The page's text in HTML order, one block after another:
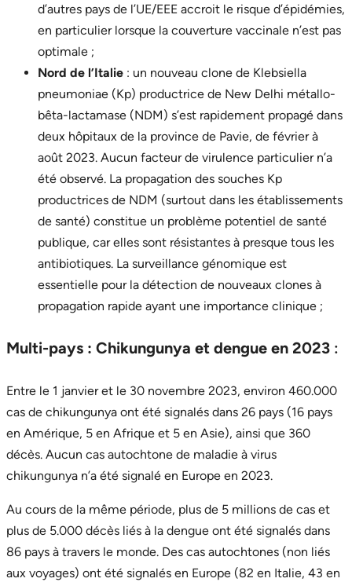
d’autres pays de l’UE/EEE accroit le risque d’épidémies,
en particulier lorsque la couverture vaccinale n’est pas
optimale ;
Nord de l’Italie : un nouveau clone de Klebsiella
pneumoniae (Kp) productrice de New Delhi métallo-
bêta-lactamase (NDM) s’est rapidement propagé dans
deux hôpitaux de la province de Pavie, de février à
août 2023. Aucun facteur de virulence particulier n’a
été observé. La propagation des souches Kp
productrices de NDM (surtout dans les établissements
de santé) constitue un problème potentiel de santé
publique, car elles sont résistantes à presque tous les
antibiotiques. La surveillance génomique est
essentielle pour la détection de nouveaux clones à
propagation rapide ayant une importance clinique ;
Multi-pays : Chikungunya et dengue en 2023 :
Entre le 1 janvier et le 30 novembre 2023, environ 460.000
cas de chikungunya ont été signalés dans 26 pays (16 pays
en Amérique, 5 en Afrique et 5 en Asie), ainsi que 360
décès. Aucun cas autochtone de maladie à virus
chikungunya n’a été signalé en Europe en 2023.
Au cours de la même période, plus de 5 millions de cas et
plus de 5.000 décès liés à la dengue ont été signalés dans
86 pays à travers le monde. Des cas autochtones (non liés
aux voyages) ont été signalés en Europe (82 en Italie, 43 en